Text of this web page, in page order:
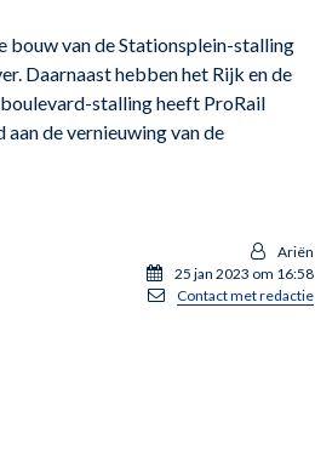
bouw van de Stationsplein-stalling
Daarnaast hebben het Rijk en de
stalling heeft ProRail
de vernieuwing van de
Ariën
25 jan 2023 om 16:58
Contact met redactie